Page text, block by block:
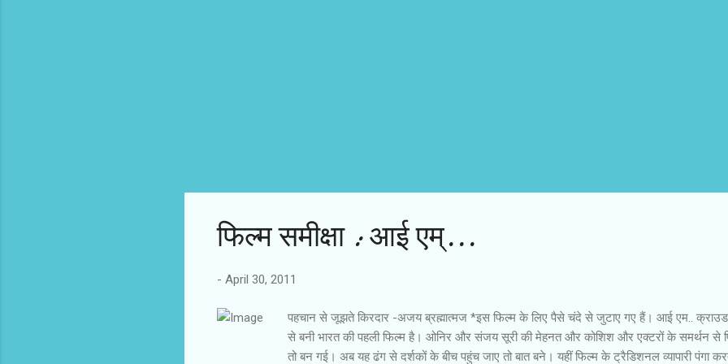
फिल्‍म समीक्षा : आई एम्...
- April 30, 2011
पहचान से जूझते किरदार -अजय ब्रह्मात्‍मज *इस फिल्म के लिए पैसे चंदे से जुटाए गए हैं। आई एम..
से बनी भारत की पहली फिल्म है। ओनिर और संजय सूरी की मेहनत और कोशिश और एक्टरों के समर्थन से
तो बन गई। अब यह ढंग से दर्शकों के बीच पहुंच जाए तो बात बने। यहीं फिल्म के ट्रैडिशनल व्यापारी पंगा